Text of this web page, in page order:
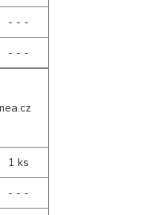
- - -
- - -
1 ks
- - -